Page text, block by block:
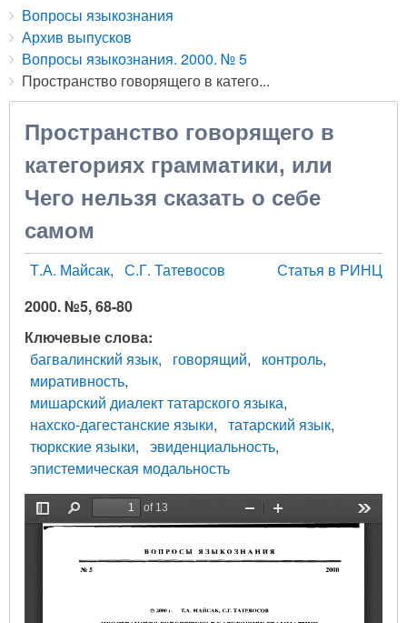
Breadcrumbs
You
are
here:
Вопросы языкознания
Архив выпусков
Вопросы языкознания. 2000. № 5
Пространство говорящего в катего...
Пространство говорящего в
категориях грамматики, или
Чего нельзя сказать о себе
самом
Т.А. Майсак С.Г. Татевосов
Статья в РИНЦ
2000. №5, 68-80
Ключевые слова
багвалинский язык
говорящий
контроль
миративность
мишарский диалект татарского языка
нахско-дагестанские языки
татарский язык
тюркские языки
эвиденциальность
эпистемическая модальность